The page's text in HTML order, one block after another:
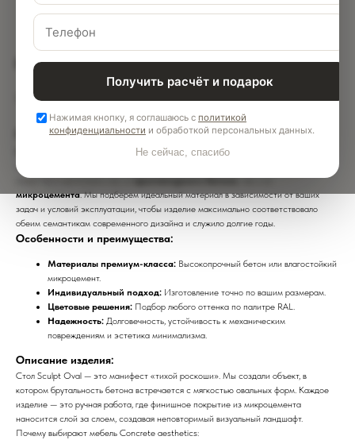
Получить расчёт и подарок
Нажимая кнопку, я соглашаюсь с политикой
конфиденциальности и обработкой персональных данных.
Не сейчас, спасибо
Обеденный стол Sculpt Oval
138 000 р.
Обеденный стол Sculpt Oval
Обеденный стол Sculpt Oval— это не просто предмет интерьера, а
полноценный дизайнерский кейс, сочетающий эстетику и надежность. Изделие
может быть выполнено как изархитектурного бетона, так и из
микроцемента. Мы подберем идеальный материал в зависимости от ваших
задач и условий эксплуатации, чтобы изделие максимально соответствовало
обеим семантикам современного дизайна и служило долгие годы.
Особенности и преимущества:
Материалы премиум-класса: Высокопрочный бетон или влагостойкий
микроцемент.
Индивидуальный подход: Изготовление точно по вашим размерам.
Цветовые решения: Подбор любого оттенка по палитре RAL.
Надежность: Долговечность, устойчивость к механическим
повреждениям и эстетика минимализма.
Описание изделия:
Стол Sculpt Oval — это манифест «тихой роскоши». Мы создали объект, в
котором брутальность бетона встречается с мягкостью овальных форм. Каждое
изделие — это ручная работа, где финишное покрытие из микроцемента
наносится слой за слоем, создавая неповторимый визуальный ландшафт.
Почему выбирают мебель Concrete aesthetics: